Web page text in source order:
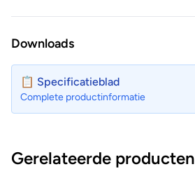
Downloads
📋 Specificatieblad
Complete productinformatie
Gerelateerde producten